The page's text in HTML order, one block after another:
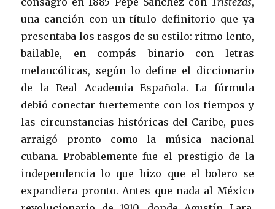
una canción con un título definitorio que ya
presentaba los rasgos de su estilo: ritmo lento,
bailable, en compás binario con letras
melancólicas, según lo define el diccionario
de la Real Academia Española. La fórmula
debió conectar fuertemente con los tiempos y
las circunstancias históricas del Caribe, pues
arraigó pronto como la música nacional
cubana. Probablemente fue el prestigio de la
independencia lo que hizo que el bolero se
expandiera pronto. Antes que nada al México